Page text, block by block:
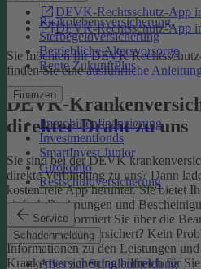
Risikolebensversicherung
Sterbegeldversicherung
Betriebliche Altersvorsorge
Rente ZukunftPlus
Finanzen
Immobilienfinanzierung
Investmentfonds
SmartInvest Junior
Girokonto
Restschuldversicherung
Service
Schadenmeldung
Alles zur Schadenmeldung
DEVK-Rechtsschutz-App
DEVK-Rechtsschutz-App
Sie möchten Ihr DEVK
finden Sie eineausführliche
DEVK-
direkter Draht zu uns
Sie sind bei der DEVK
direkte Verbindung zu uns? Dann
kostenfreie App herunter. Sie bietet
einfach Rechnungen und
Nachricht informiert Sie über die
DEVK krankenversichert? Kein
Informationen zu den Leistungen
Krankenversicherung hilfreich für